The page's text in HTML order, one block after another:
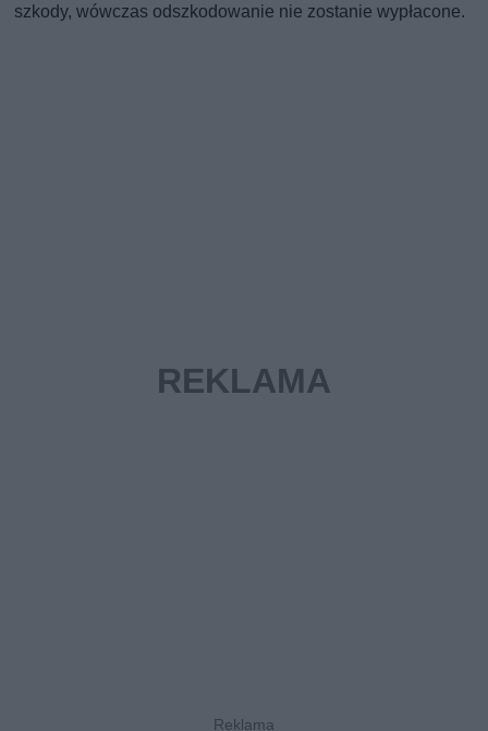
szkody, wówczas odszkodowanie nie zostanie wypłacone.